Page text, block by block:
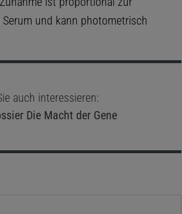
und kann photometrisch
auch interessieren:
Die Macht der Gene